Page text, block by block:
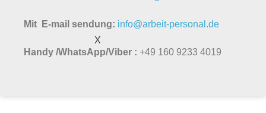
X
Mit E-mail sendung: info@arbeit-personal.de
Handy /WhatsApp/Viber : +49 160 9233 4019